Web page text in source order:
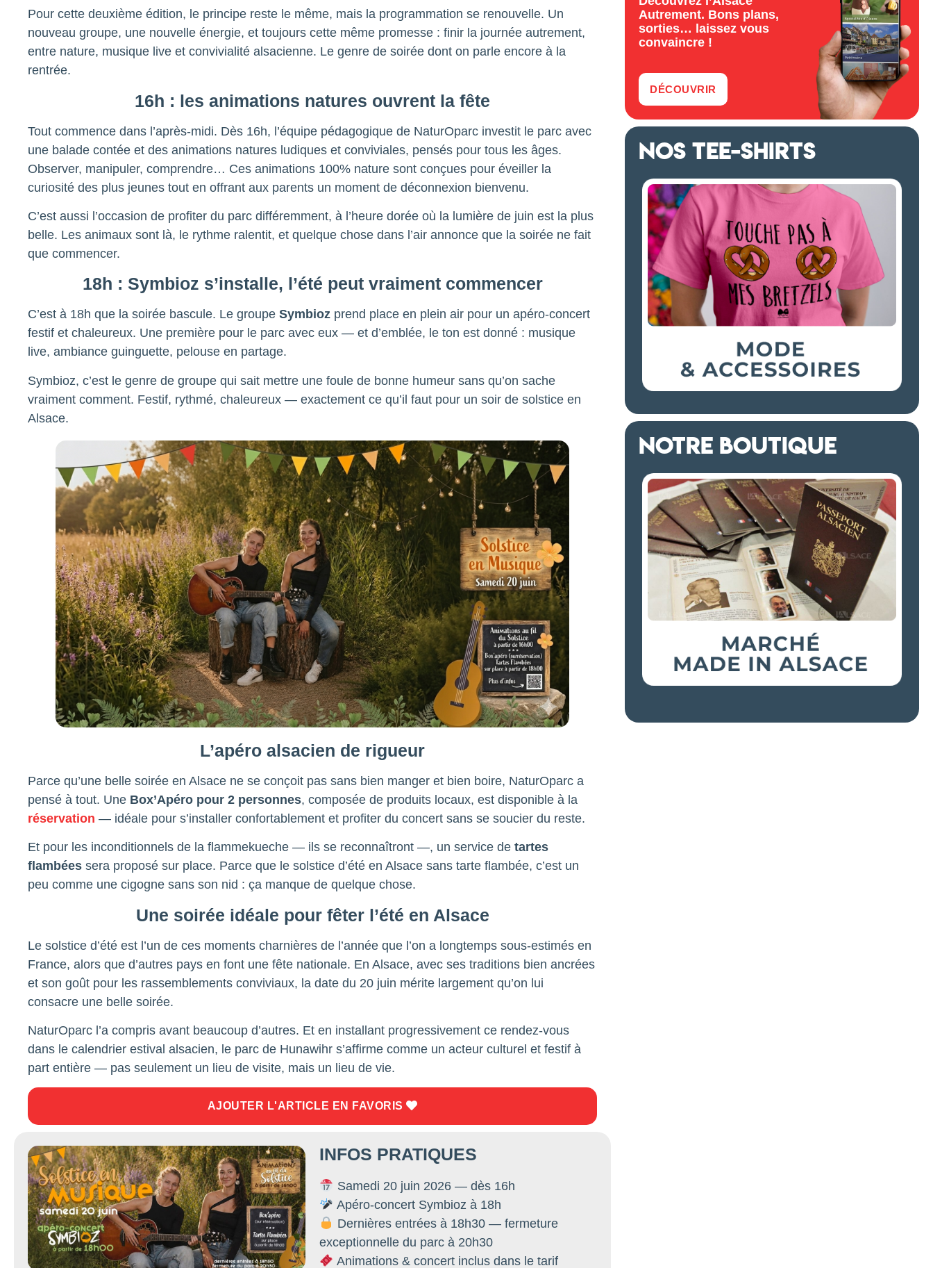
Pour cette deuxième édition, le principe reste le même, mais la programmation se renouvelle. Un
nouveau groupe, une nouvelle énergie, et toujours cette même promesse : finir la journée autrement,
entre nature, musique live et convivialité alsacienne. Le genre de soirée dont on parle encore à la
rentrée.
16h : les animations natures ouvrent la fête
Tout commence dans l’après-midi. Dès 16h, l’équipe pédagogique de NaturOparc investit le parc avec
une balade contée et des animations natures ludiques et conviviales, pensés pour tous les âges.
Observer, manipuler, comprendre… Ces animations 100% nature sont conçues pour éveiller la
curiosité des plus jeunes tout en offrant aux parents un moment de déconnexion bienvenu.
C’est aussi l’occasion de profiter du parc différemment, à l’heure dorée où la lumière de juin est la plus
belle. Les animaux sont là, le rythme ralentit, et quelque chose dans l’air annonce que la soirée ne fait
que commencer.
18h : Symbioz s’installe, l’été peut vraiment commencer
C’est à 18h que la soirée bascule. Le groupe Symbioz prend place en plein air pour un apéro-concert
festif et chaleureux. Une première pour le parc avec eux — et d’emblée, le ton est donné : musique
live, ambiance guinguette, pelouse en partage.
Symbioz, c’est le genre de groupe qui sait mettre une foule de bonne humeur sans qu’on sache
vraiment comment. Festif, rythmé, chaleureux — exactement ce qu’il faut pour un soir de solstice en
Alsace.
L’apéro alsacien de rigueur
Parce qu’une belle soirée en Alsace ne se conçoit pas sans bien manger et bien boire, NaturOparc a
pensé à tout. Une Box’Apéro pour 2 personnes, composée de produits locaux, est disponible à la
réservation — idéale pour s’installer confortablement et profiter du concert sans se soucier du reste.
Et pour les inconditionnels de la flammekueche — ils se reconnaîtront —, un service de tartes
flambées sera proposé sur place. Parce que le solstice d’été en Alsace sans tarte flambée, c’est un
peu comme une cigogne sans son nid : ça manque de quelque chose.
Une soirée idéale pour fêter l’été en Alsace
Le solstice d’été est l’un de ces moments charnières de l’année que l’on a longtemps sous-estimés en
France, alors que d’autres pays en font une fête nationale. En Alsace, avec ses traditions bien ancrées
et son goût pour les rassemblements conviviaux, la date du 20 juin mérite largement qu’on lui
consacre une belle soirée.
NaturOparc l’a compris avant beaucoup d’autres. Et en installant progressivement ce rendez-vous
dans le calendrier estival alsacien, le parc de Hunawihr s’affirme comme un acteur culturel et festif à
part entière — pas seulement un lieu de visite, mais un lieu de vie.
AJOUTER L'ARTICLE EN FAVORIS
INFOS PRATIQUES
Samedi 20 juin 2026 — dès 16h
Apéro-concert Symbioz à 18h
Dernières entrées à 18h30 — fermeture
exceptionnelle du parc à 20h30
Animations & concert inclus dans le tarif
Autrement. Bons plans,
sorties… laissez vous
convaincre !
DÉCOUVRIR
NOS TEE-SHIRTS
NOTRE BOUTIQUE